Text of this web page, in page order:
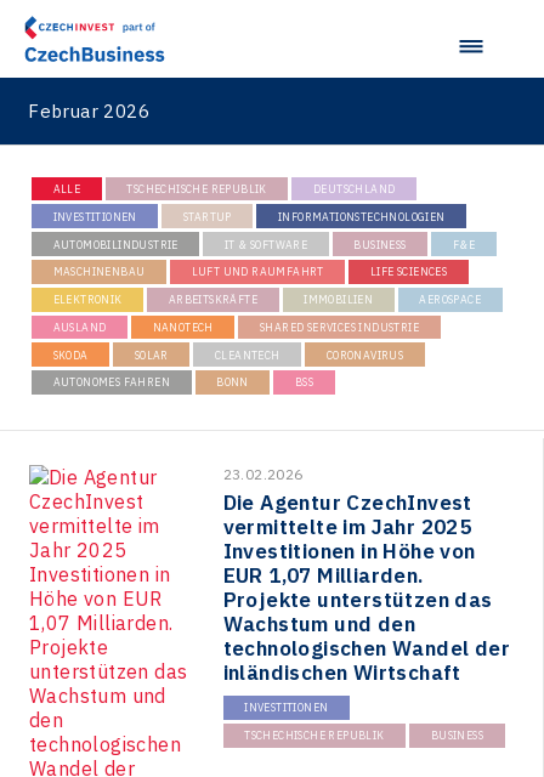
Februar 2026
ALLE TSCHECHISCHE REPUBLIK DEUTSCHLAND
INVESTITIONEN STARTUP INFORMATIONSTECHNOLOGIEN
AUTOMOBILINDUSTRIE IT & SOFTWARE BUSINESS F&E
MASCHINENBAU LUFT UND RAUMFAHRT LIFE SCIENCES
ELEKTRONIK ARBEITSKRÄFTE IMMOBILIEN AEROSPACE
AUSLAND NANOTECH SHARED SERVICES INDUSTRIE
SKODA SOLAR CLEANTECH CORONAVIRUS
AUTONOMES FAHREN BONN BSS
23.02.2026
Die Agentur CzechInvest
vermittelte im Jahr 2025
Investitionen in Höhe von
EUR 1,07 Milliarden.
Projekte unterstützen das
Wachstum und den
technologischen Wandel der
inländischen Wirtschaft
INVESTITIONEN
TSCHECHISCHE REPUBLIK BUSINESS